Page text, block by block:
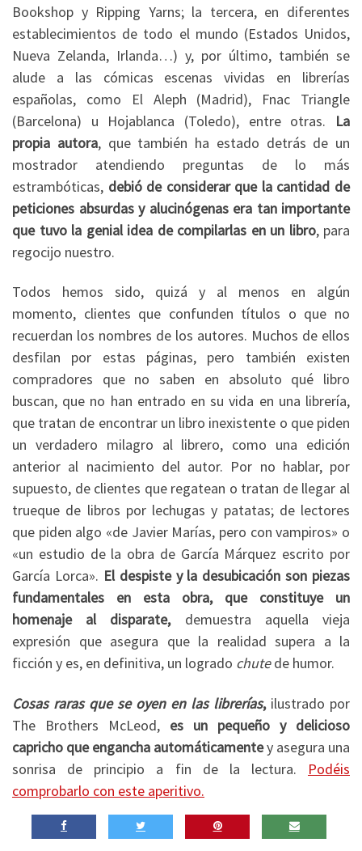
Bookshop y Ripping Yarns; la tercera, en diferentes
establecimientos de todo el mundo (Estados Unidos,
Nueva Zelanda, Irlanda…) y, por último, también se
alude a las cómicas escenas vividas en librerías
españolas, como El Aleph (Madrid), Fnac Triangle
(Barcelona) u Hojablanca (Toledo), entre otras. La
propia autora, que también ha estado detrás de un
mostrador atendiendo preguntas de lo más
estrambóticas, debió de considerar que la cantidad de
peticiones absurdas y alucinógenas era tan importante
que tuvo la genial idea de compilarlas en un libro, para
regocijo nuestro.
Todos hemos sido, quizá y al menos en algún
momento, clientes que confunden títulos o que no
recuerdan los nombres de los autores. Muchos de ellos
desfilan por estas páginas, pero también existen
compradores que no saben en absoluto qué libro
buscan, que no han entrado en su vida en una librería,
que tratan de encontrar un libro inexistente o que piden
un verdadero milagro al librero, como una edición
anterior al nacimiento del autor. Por no hablar, por
supuesto, de clientes que regatean o tratan de llegar al
trueque de libros por lechugas y patatas; de lectores
que piden algo «de Javier Marías, pero con vampiros» o
«un estudio de la obra de García Márquez escrito por
García Lorca». El despiste y la desubicación son piezas
fundamentales en esta obra, que constituye un
homenaje al disparate, demuestra aquella vieja
expresión que asegura que la realidad supera a la
ficción y es, en definitiva, un logrado chutede humor.
Cosas raras que se oyen en las librerías,ilustrado por
The Brothers McLeod, es un pequeño y delicioso
capricho que engancha automáticamentey asegura una
sonrisa de principio a fin de la lectura. Podéis
comprobarlo con este aperitivo.